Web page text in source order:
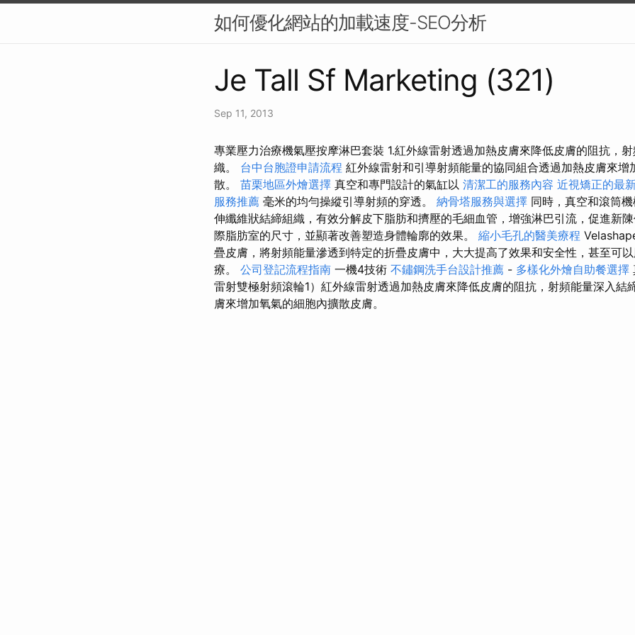
如何優化網站的加載速度-SEO分析
Je Tall Sf Marketing (321)
Sep 11, 2013
專業壓力治療機氣壓按摩淋巴套裝 1.紅外線雷射透過加熱皮膚來降低皮膚的阻抗，
織。 台中台胞證申請流程 紅外線雷射和引導射頻能量的協同組合透過加熱皮膚來增
散。 苗栗地區外燴選擇 真空和專門設計的氣缸以 清潔工的服務內容 近視矯正的最
服務推薦 毫米的均勻操縱引導射頻的穿透。 納骨塔服務與選擇 同時，真空和滾筒
伸纖維狀結締組織，有效分解皮下脂肪和擠壓的毛細血管，增強淋巴引流，促進新
際脂肪室的尺寸，並顯著改善塑造身體輪廓的效果。 縮小毛孔的醫美療程
疊皮膚，將射頻能量滲透到特定的折疊皮膚中，大大提高了效果和安全性，甚至可
療。 公司登記流程指南 一機4技術 不鏽鋼洗手台設計推薦 - 多樣化外燴自助餐選擇
雷射雙極射頻滾輪1）紅外線雷射透過加熱皮膚來降低皮膚的阻抗，射頻能量深入結
膚來增加氧氣的細胞內擴散皮膚。